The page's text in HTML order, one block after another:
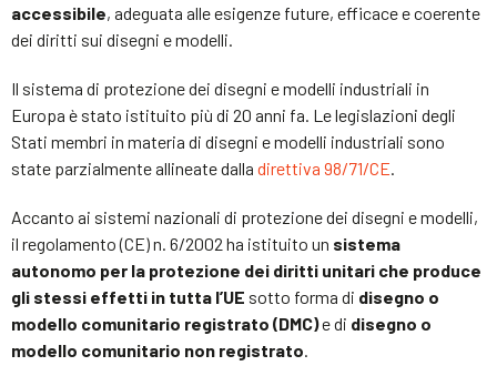
accessibile, adeguata alle esigenze future, efficace e coerente
dei diritti sui disegni e modelli.
Il sistema di protezione dei disegni e modelli industriali in
Europa è stato istituito più di 20 anni fa. Le legislazioni degli
Stati membri in materia di disegni e modelli industriali sono
state parzialmente allineate dalla direttiva 98/71/CE.
Accanto ai sistemi nazionali di protezione dei disegni e modelli,
il regolamento (CE) n. 6/2002 ha istituito un sistema
autonomo per la protezione dei diritti unitari che produce
gli stessi effetti in tutta l’UE sotto forma di disegno o
modello comunitario registrato (DMC)e di disegno o
modello comunitario non registrato.